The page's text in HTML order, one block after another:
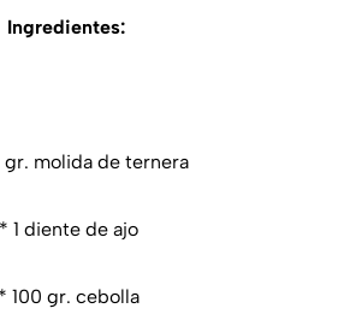
Ingredientes:
molida de ternera
* 1 diente de ajo
* 100 gr. cebolla